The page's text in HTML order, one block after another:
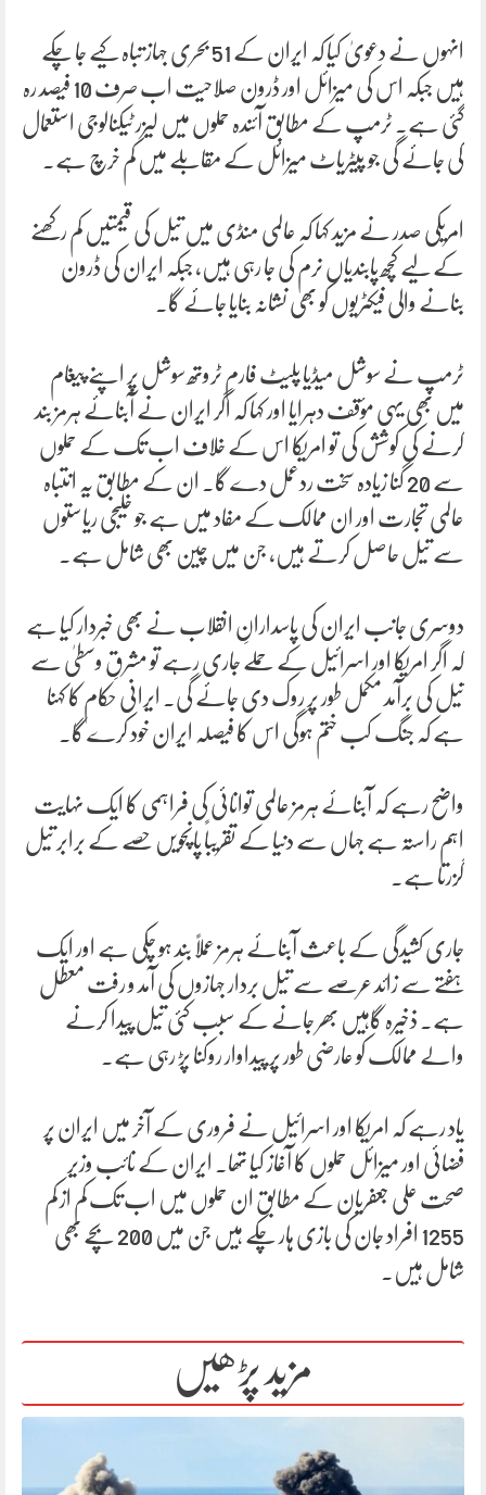
انہوں نے دعویٰ کیا کہ ایران کے 51 بحری جہاز تباہ کیے جا چکے
ہیں جبکہ اس کی میزائل اور ڈرون صلاحیت اب صرف 10 فیصد رہ
گئی ہے۔ ٹرمپ کے مطابق آئندہ حملوں میں لیزر ٹیکنالوجی استعمال
کی جائے گی جو پیٹریاٹ میزائل کے مقابلے میں کم خرچ ہے۔
امریکی صدر نے مزید کہا کہ عالمی منڈی میں تیل کی قیمتیں کم رکھنے
کے لیے کچھ پابندیاں نرم کی جا رہی ہیں، جبکہ ایران کی ڈرون
بنانے والی فیکٹریوں کو بھی نشانہ بنایا جائے گا۔
ٹرمپ نے سوشل میڈیا پلیٹ فارم ٹروتھ سوشل پر اپنے پیغام
میں بھی یہی مؤقف دہرایا اور کہا کہ اگر ایران نے آبنائے ہرمز بند
کرنے کی کوشش کی تو امریکا اس کے خلاف اب تک کے حملوں
سے 20 گنا زیادہ سخت ردعمل دے گا۔ ان کے مطابق یہ انتباہ
عالمی تجارت اور ان ممالک کے مفاد میں ہے جو خلیجی ریاستوں
سے تیل حاصل کرتے ہیں، جن میں چین بھی شامل ہے۔
دوسری جانب ایران کی پاسدارانِ انقلاب نے بھی خبردار کیا ہے
کہ اگر امریکا اور اسرائیل کے حملے جاری رہے تو مشرقِ وسطیٰ سے
تیل کی برآمد مکمل طور پر روک دی جائے گی۔ ایرانی حکام کا کہنا
ہے کہ جنگ کب ختم ہوگی اس کا فیصلہ ایران خود کرے گا۔
واضح رہے کہ آبنائے ہرمز عالمی توانائی کی فراہمی کا ایک نہایت
اہم راستہ ہے جہاں سے دنیا کے تقریباً پانچویں حصے کے برابر تیل
گزرتا ہے۔
جاری کشیدگی کے باعث آبنائے ہرمز عملاً بند ہو چکی ہے اور ایک
ہفتے سے زائد عرصے سے تیل بردار جہازوں کی آمد و رفت معطل
ہے۔ ذخیرہ گاہیں بھر جانے کے سبب کئی تیل پیدا کرنے
والے ممالک کو عارضی طور پر پیداوار روکنا پڑ رہی ہے۔
یاد رہے کہ امریکا اور اسرائیل نے فروری کے آخر میں ایران پر
فضائی اور میزائل حملوں کا آغاز کیا تھا۔ ایران کے نائب وزیر
صحت علی جعفریان کے مطابق ان حملوں میں اب تک کم از کم
1255 افراد جان کی بازی ہار چکے ہیں جن میں 200 بچے بھی
شامل ہیں۔
مزید پڑھیں